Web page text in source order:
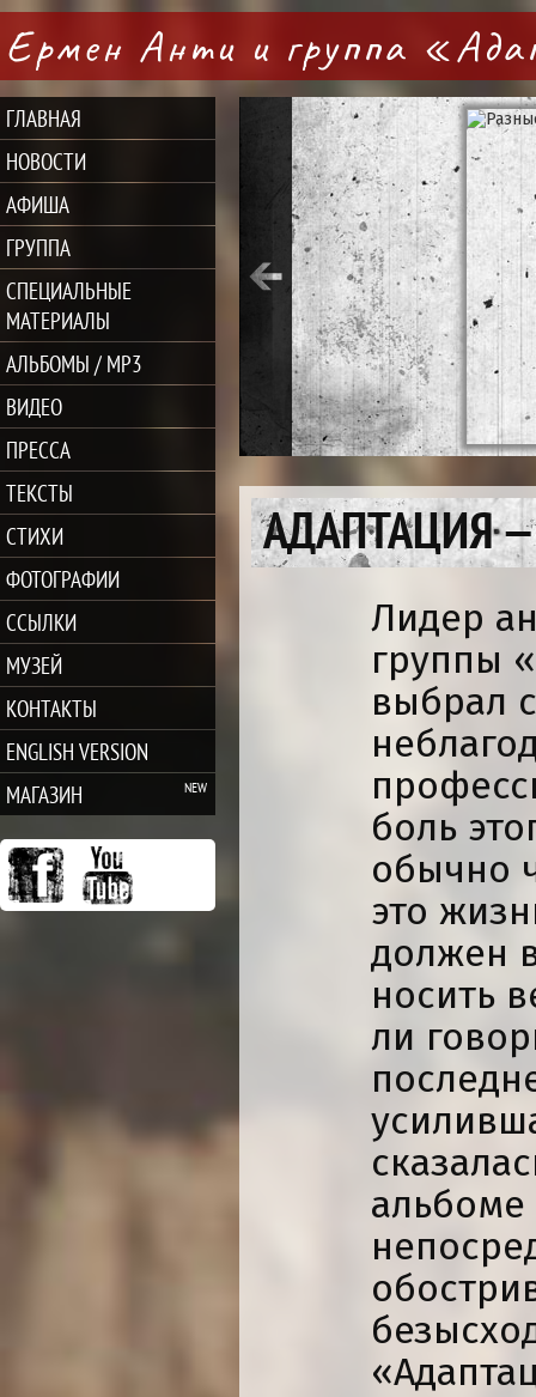
Ермен Анти и группа
ГЛАВНАЯ
НОВОСТИ
АФИША
ГРУППА
СПЕЦИАЛЬНЫЕ
МАТЕРИАЛЫ
АЛЬБОМЫ / MP3
ВИДЕО
ПРЕССА
ТЕКСТЫ
СТИХИ
ФОТОГРАФИИ
ССЫЛКИ
МУЗЕЙ
КОНТАКТЫ
ENGLISH VERSION
МАГАЗИН
АДАПТАЦИЯ —
Лидер
группы
выбрал
боль
обычно
это
должен
носить
ли